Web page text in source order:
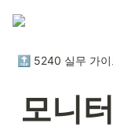
🔝 5240 실무 가이
모니